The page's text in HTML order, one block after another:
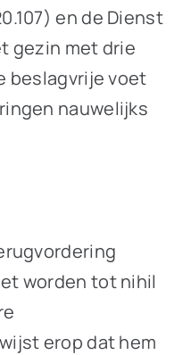
en de Dienst
gezin met drie
beslagvrije voet
nauwelijks
worden tot nihil
erop dat hem